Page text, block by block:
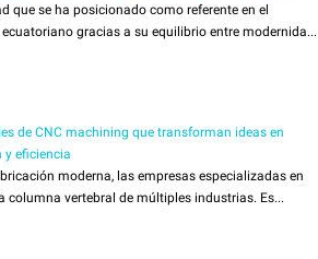
que se ha posicionado como referente en el
gracias a su equilibrio entre modernida...
de CNC machining que transforman ideas en
y eficiencia
moderna, las empresas especializadas en
columna vertebral de múltiples industrias. Es...